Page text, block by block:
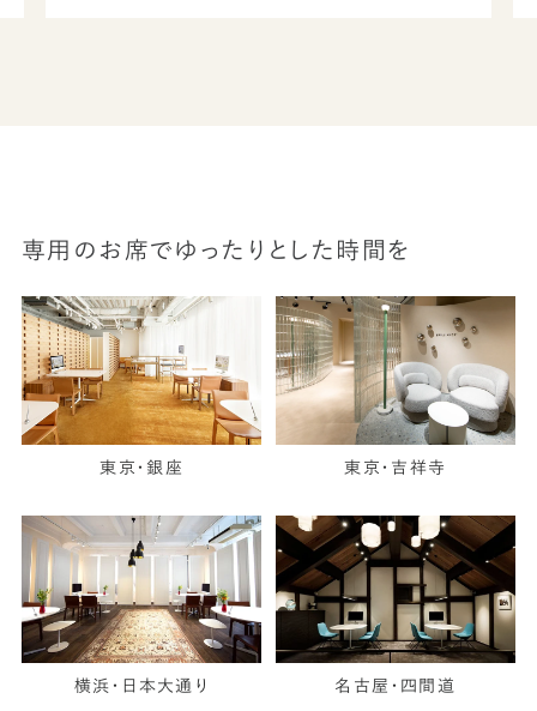
専用のお席でゆったりとした時間を
東京・銀座 東京・吉祥寺
横浜・日本大通り 名古屋・四間道